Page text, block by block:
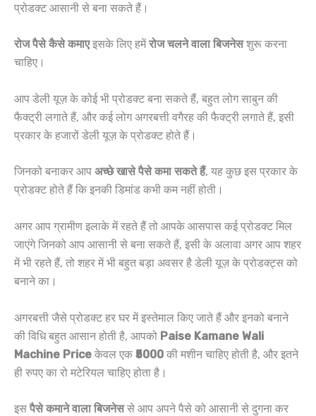
प्रोडक्ट आसानी से बना सकते हैं।
रोज पैसे कैसे कमाएइसके लिए हमेंरोज चलने वाला बिजनेसशुरू करना
चाहिए।
आप डेली यूज़ के कोई भी प्रोडक्ट बना सकते हैं, बहुत लोग साबुन की
फैक्ट्री लगाते हैं, और कई लोग अगरबत्ती वगैरह की फैक्ट्री लगाते हैं, इसी
प्रकार के हजारों डेली यूज़ के प्रोडक्ट होते हैं।
जिनको बनाकर आप अच्छे खासे पैसे कमा सकते हैं, यह कुछ इस प्रकार के
प्रोडक्ट होते हैं कि इनकी डिमांड कभी कम नहीं होती।
अगर आप ग्रामीण इलाके में रहते हैं तो आपके आसपास कई प्रोडक्ट मिल
जाएंगे जिनको आप आसानी से बना सकते हैं, इसी के अलावा अगर आप शहर
में भी रहते हैं, तो शहर में भी बहुत बड़ा अवसर है डेली यूज़ के प्रोडक्ट्स को
बनाने का।
अगरबत्ती जैसे प्रोडक्ट हर घर में इस्तेमाल किए जाते हैं और इनको बनाने
की विधि बहुत आसान होती है, आपको Paise Kamane Wali
Machine Price केवल एक ₹5000 की मशीन चाहिए होती है, और इतने
ही रुपए का रो मटेरियल चाहिए होता है।
इस पैसे कमाने वाला बिजनेससे आप अपने पैसे को आसानी से दुगना कर